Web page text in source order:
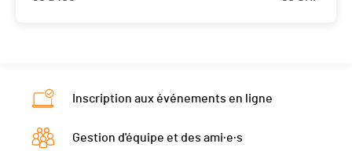
Inscription aux événements en ligne
Gestion d'équipe et des ami·e·s